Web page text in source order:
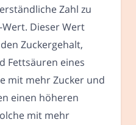
Zahl zu
Dieser Wert
Zuckergehalt,
Fettsäuren eines
mit mehr Zucker und
einen höheren
mit mehr